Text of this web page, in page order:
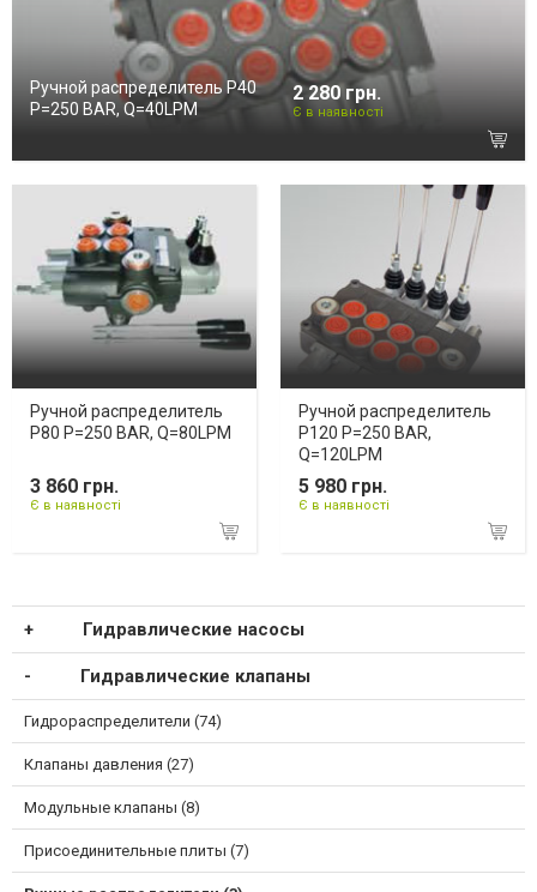
Ручной распределитель P40
P=250 BAR, Q=40LPM
2 280 грн.
Є в наявності
Ручной распределитель
P80 P=250 BAR, Q=80LPM
3 860 грн.
Є в наявності
Ручной распределитель
P120 P=250 BAR,
Q=120LPM
5 980 грн.
Є в наявності
Гидравлические насосы
Гидравлические клапаны
Гидрораспределители (74)
Клапаны давления (27)
Модульные клапаны (8)
Присоединительные плиты (7)